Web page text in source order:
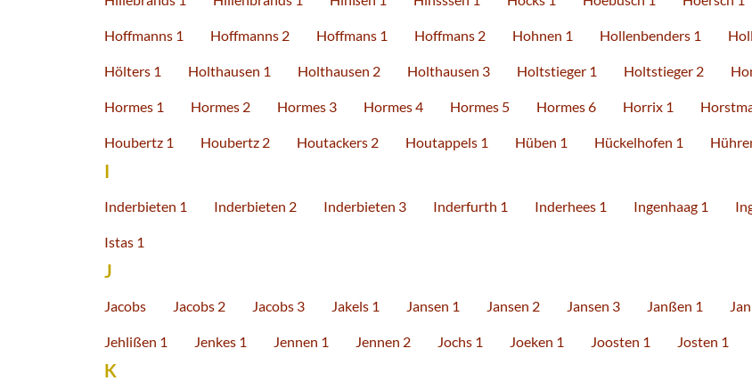
Hoffmanns 1 Hoffmanns 2 Hoffmans 1 Hoffmans 2 Hohnen 1 Hollenbenders 1
Hölters 1 Holthausen 1 Holthausen 2 Holthausen 3 Holtstieger 1 Holtstieger 2
Hormes 1 Hormes 2 Hormes 3 Hormes 4 Hormes 5 Hormes 6 Horrix 1
Houbertz 1 Houbertz 2 Houtackers 2 Houtappels 1 Hüben 1 Hückelhofen 1
I
Inderbieten 1 Inderbieten 2 Inderbieten 3 Inderfurth 1 Inderhees 1 Ingenhaag 1
Istas 1
J
Jacobs Jacobs 2 Jacobs 3 Jakels 1 Jansen 1 Jansen 2 Jansen 3 Janßen 1
Jehlißen 1 Jenkes 1 Jennen 1 Jennen 2 Jochs 1 Joeken 1 Joosten 1 Josten 1
K